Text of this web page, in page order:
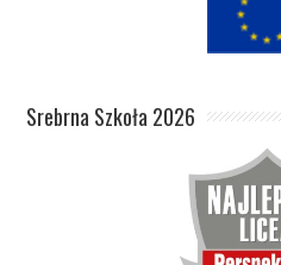
Srebrna Szkoła 2026